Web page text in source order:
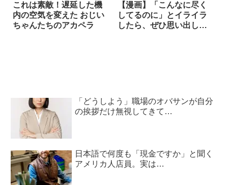
これは素敵！遅延した機
内の空気を変えた おじい
ちゃんたちのアカペラ
【漫画】「こんなに尽く
してるのに」とイライラ
したら、ぜひ思い出して
「どうしよう」職場のオバサンが自分
の挨拶だけ無視してきて…
日本語で何度も「現金ですか」と聞く
アメリカ人店員。実は…